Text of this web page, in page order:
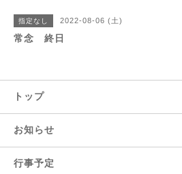
指定なし 2022-08-06 (土)
常念 終日
トップ
お知らせ
行事予定